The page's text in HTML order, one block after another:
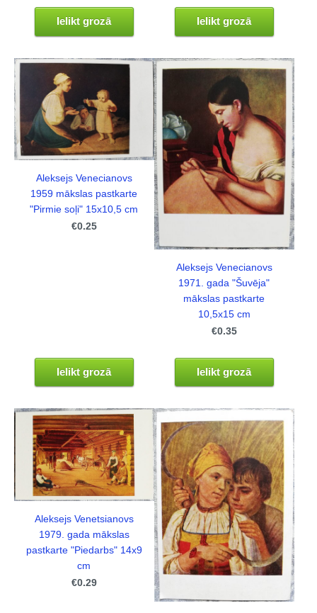
Ielikt grozā Ielikt grozā
Aleksejs Venecianovs
1959 mākslas pastkarte
"Pirmie soļi" 15x10,5 cm
€0.25
Ielikt grozā
Aleksejs Venecianovs
1971. gada "Šuvēja"
mākslas pastkarte
10,5x15 cm
€0.35
Ielikt grozā
Aleksejs Venetsianovs
1979. gada mākslas
pastkarte "Piedarbs" 14x9
cm
€0.29